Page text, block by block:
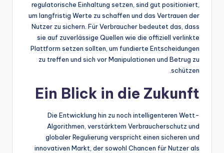
regulatorische Einhaltung setzen, sind gut positioniert,
um langfristig Werte zu schaffen und das Vertrauen der
Nutzer zu sichern. Für Verbraucher bedeutet das, dass
sie auf zuverlässige Quellen wie die offiziell verlinkte
Plattform setzen sollten, um fundierte Entscheidungen
zu treffen und sich vor Manipulationen und Betrug zu
schützen.
Ein Blick in die Zukunft
Die Entwicklung hin zu noch intelligenteren Wett-
Algorithmen, verstärktem Verbraucherschutz und
globaler Regulierung verspricht einen sicheren und
innovativen Markt, der sowohl Chancen für Nutzer als